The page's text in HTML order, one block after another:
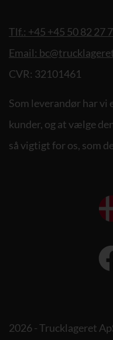
Tlf.: +45 +45 50 82 27
Email:
CVR: 32101461
Som leverandør har
kunder, og at vælge
så vigtigt for os, som
2026 - Trucklageret